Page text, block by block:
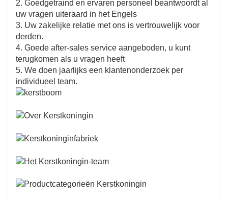
2. Goedgetraind en ervaren personeel beantwoordt al
uw vragen uiteraard in het Engels
3. Uw zakelijke relatie met ons is vertrouwelijk voor
derden.
4. Goede after-sales service aangeboden, u kunt
terugkomen als u vragen heeft
5. We doen jaarlijks een klantenonderzoek per
individueel team.